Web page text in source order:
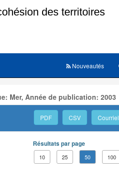
Nouveautés
Mer, Année de publication: 2003
PDF CSV Courriel
Résultats par page
10 25 50 100